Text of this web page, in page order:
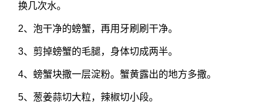
换几次水。
2、泡干净的螃蟹，再用牙刷刷干净。
3、剪掉螃蟹的毛腿，身体切成两半。
4、螃蟹块撒一层淀粉。蟹黄露出的地方多撒。
5、葱姜蒜切大粒，辣椒切小段。